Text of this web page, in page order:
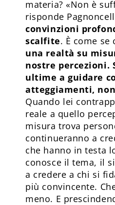
materia? «Non è
risponde
convinzioni
scalfite. È come
una realtà su
nostre percezioni.
ultime a guidare
atteggiamenti,
Quando lei
reale a quello
misura trova
continueranno a
che hanno in testa
conosce il tema, il
a credere a chi si
più convincente.
meno. E